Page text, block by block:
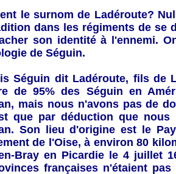
le surnom de Ladéroute?
dans les régiments de se
son identité à l'ennemi.
de Séguin.
Séguin dit Ladéroute, fils de
de 95% des Séguin en
mais nous n'avons pas de
que par déduction que
Son lieu d'origine est le
de l'Oise, à environ 80
Bray en Picardie le 4 juillet
françaises n'étaient